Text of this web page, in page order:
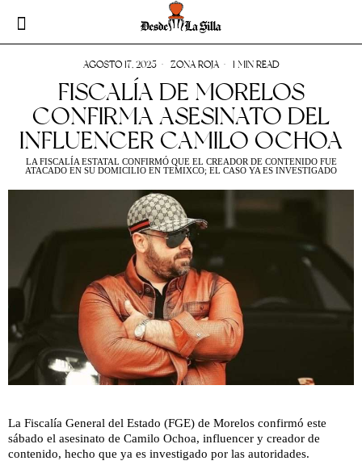
AGOSTO 17, 2025 ZONA ROJA 1 MIN READ
FISCALÍA DE MORELOS
CONFIRMA ASESINATO DEL
INFLUENCER CAMILO OCHOA
LA FISCALÍA ESTATAL CONFIRMÓ QUE EL CREADOR DE CONTENIDO FUE
ATACADO EN SU DOMICILIO EN TEMIXCO; EL CASO YA ES INVESTIGADO
La Fiscalía General del Estado (FGE) de Morelos confirmó este
sábado el asesinato de Camilo Ochoa, influencer y creador de
contenido, hecho que ya es investigado por las autoridades.